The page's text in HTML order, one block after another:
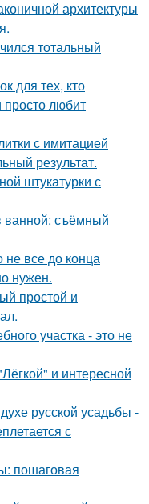
архитектуры
тотальный
для тех, кто
любит
с имитацией
результат.
штукатурки с
ванной: съёмный
все до конца
нужен.
простой и
участка - это не
и интересной
русской усадьбы -
с
пошаговая